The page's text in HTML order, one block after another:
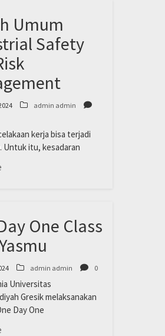
Umum
Safety
admin admin
kerja bisa terjadi
Untuk itu, kesadaran
One Class
admin admin 0
Universitas
Gresik melaksanakan
Day One